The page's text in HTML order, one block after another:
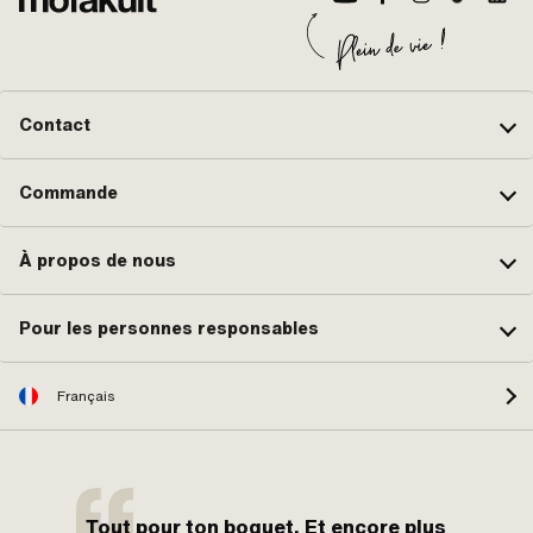
Contact
Commande
À propos de nous
Pour les personnes responsables
Français
Tout pour ton boguet. Et encore plus